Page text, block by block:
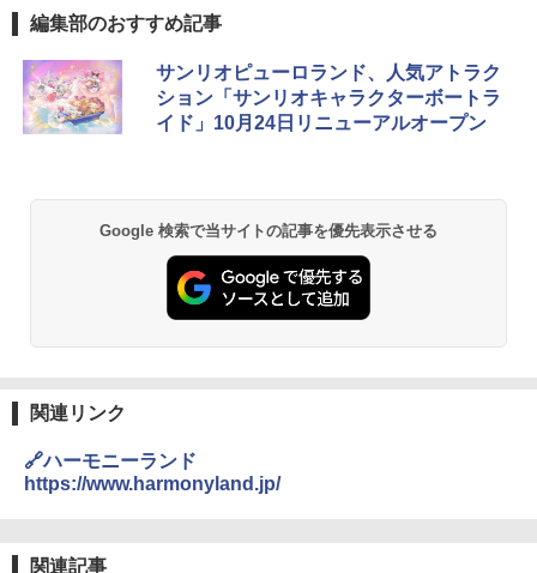
D40 地球の歩き方 チェンマイ タイ北部の魅
力的な町 2026～2027 地球の歩き方D アジア
￥2,079
￥2,695
[キャンパーズコレクション 山善] ポップアッ
プテント 傘みたいに広げて畳める パッとサ
ッとサンシェード キューブ フルクローズ メ
ッシュ 簡単設置 ワンタッチテント キャンプ
PYKES PEAK (パイクスピーク) 着替えテン
ト プライバシー テント 【中が透けない】 1
人用 折りたたみ 防災グッズ 災害用トイレ ビ
ーチ ピクニック ポップアップテント 携帯 簡
ENDLESS BASE 《めざましテレビで紹介》
テント ワンタッチ RENEW 幅200 2-3人用 43
500002(88859)
GRANDOOR ステンレス保冷剤 2個セット 2
026リニューアル 急速冷凍 空間倍増 衛生的
コンパクト 保冷力長持ち
-08EX カーキ ソロキャンプ ポリエステル フ
レーム ドーム型 テント
￥14,800
￥6,459
編集部のおすすめ記事
サンリオピューロランド、人気アトラク
ション「サンリオキャラクターボートラ
イド」10月24日リニューアルオープン
Google 検索で当サイトの記事を優先表示させる
関連リンク
🔗ハーモニーランド
https://www.harmonyland.jp/
関連記事